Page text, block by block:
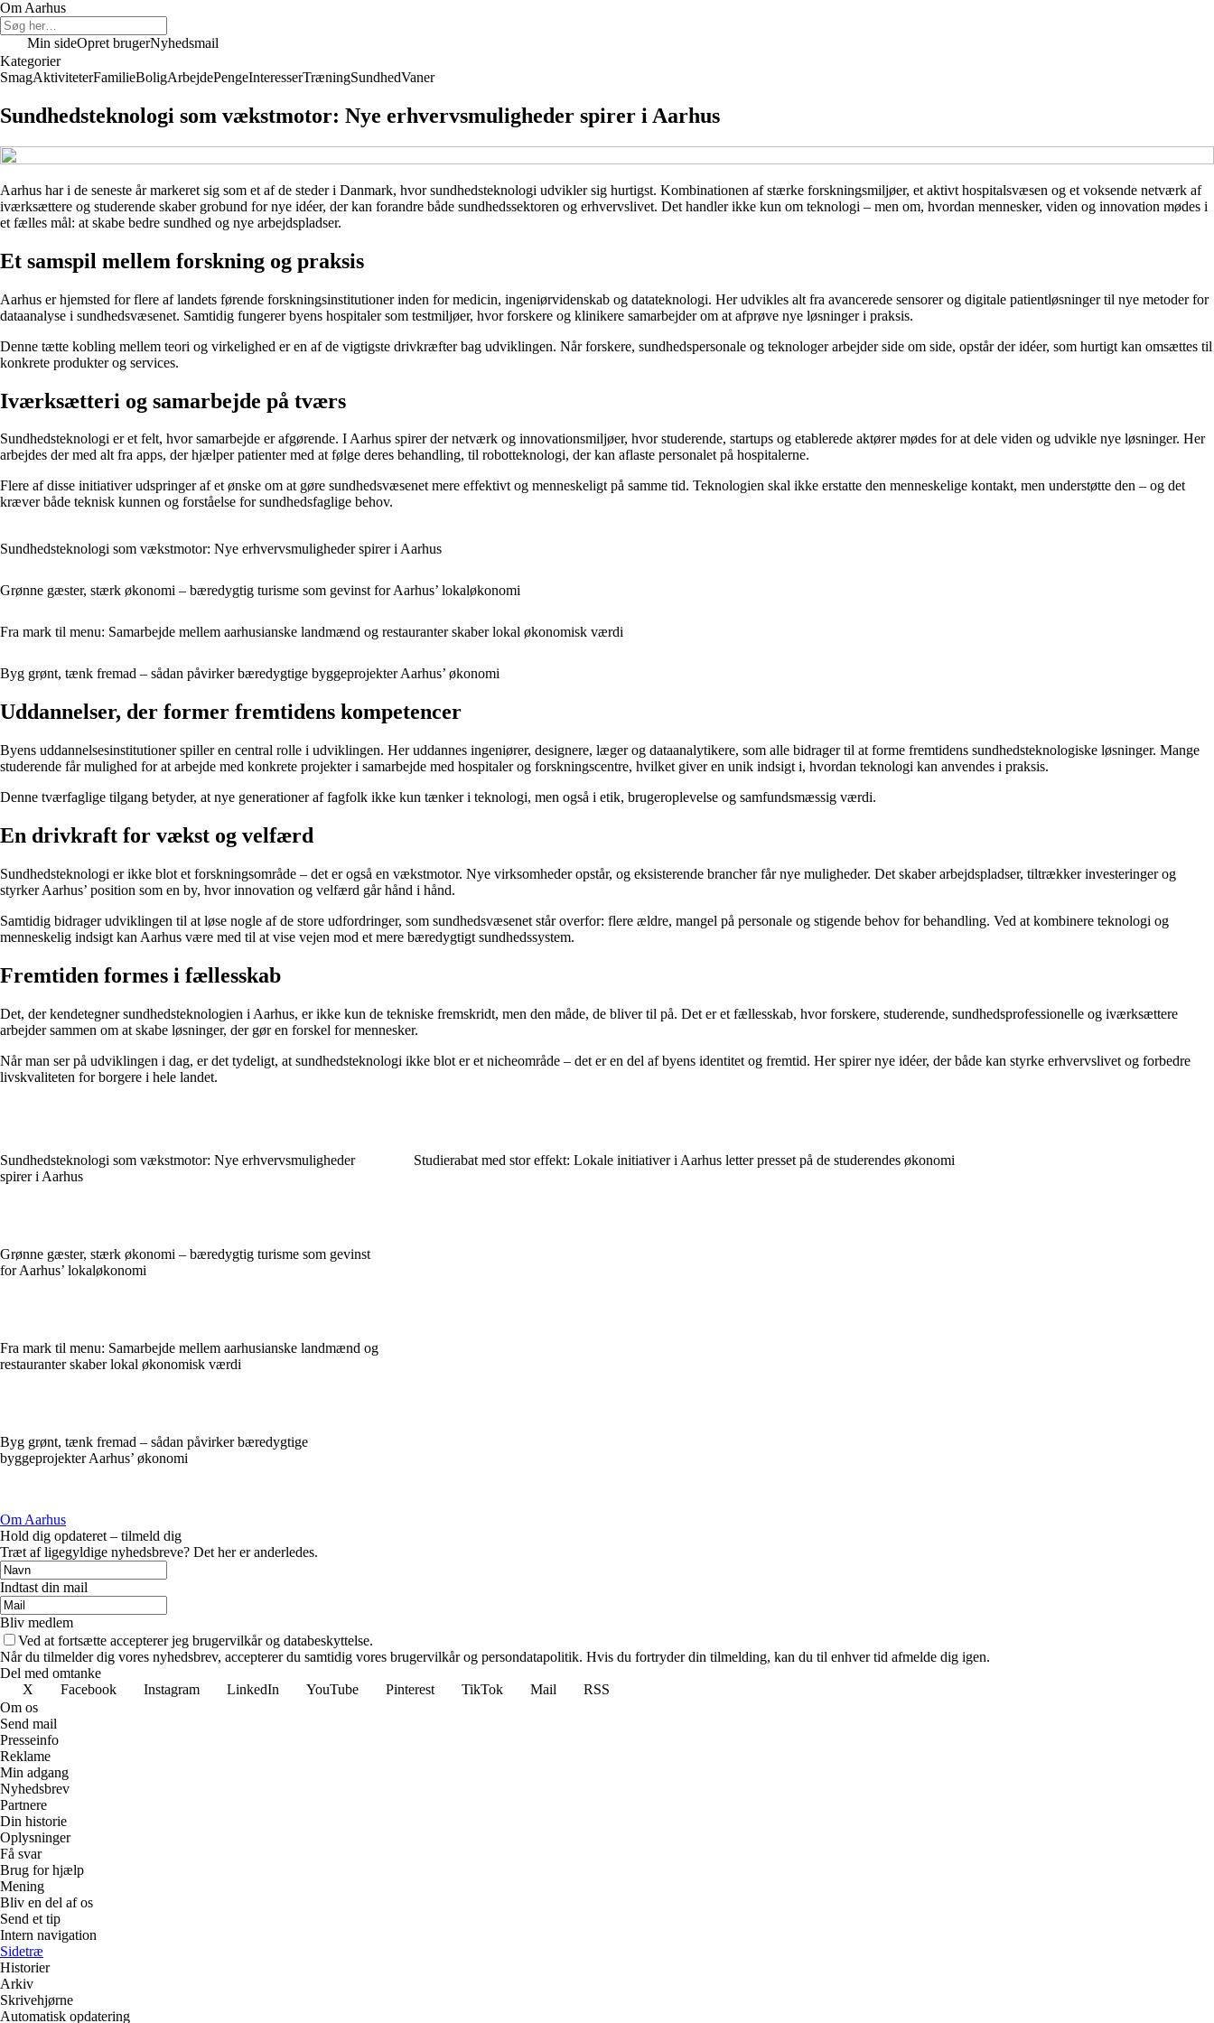
Om Aarhus
Min sideOpret brugerNyhedsmail
Kategorier
SmagAktiviteterFamilieBoligArbejdePengeInteresserTræningSundhedVaner
Sundhedsteknologi som vækstmotor: Nye erhvervsmuligheder spirer i Aarhus
Aarhus har i de seneste år markeret sig som et af de steder i Danmark, hvor sundhedsteknologi udvikler sig hurtigst. Kombinationen af stærke forskningsmiljøer, et aktivt hospitalsvæsen og et voksende netværk af
iværksættere og studerende skaber grobund for nye idéer, der kan forandre både sundhedssektoren og erhvervslivet. Det handler ikke kun om teknologi – men om, hvordan mennesker, viden og innovation mødes i
et fælles mål: at skabe bedre sundhed og nye arbejdspladser.
Et samspil mellem forskning og praksis
Aarhus er hjemsted for flere af landets førende forskningsinstitutioner inden for medicin, ingeniørvidenskab og datateknologi. Her udvikles alt fra avancerede sensorer og digitale patientløsninger til nye metoder for
dataanalyse i sundhedsvæsenet. Samtidig fungerer byens hospitaler som testmiljøer, hvor forskere og klinikere samarbejder om at afprøve nye løsninger i praksis.
Denne tætte kobling mellem teori og virkelighed er en af de vigtigste drivkræfter bag udviklingen. Når forskere, sundhedspersonale og teknologer arbejder side om side, opstår der idéer, som hurtigt kan omsættes til
konkrete produkter og services.
Iværksætteri og samarbejde på tværs
Sundhedsteknologi er et felt, hvor samarbejde er afgørende. I Aarhus spirer der netværk og innovationsmiljøer, hvor studerende, startups og etablerede aktører mødes for at dele viden og udvikle nye løsninger. Her
arbejdes der med alt fra apps, der hjælper patienter med at følge deres behandling, til robotteknologi, der kan aflaste personalet på hospitalerne.
Flere af disse initiativer udspringer af et ønske om at gøre sundhedsvæsenet mere effektivt og menneskeligt på samme tid. Teknologien skal ikke erstatte den menneskelige kontakt, men understøtte den – og det
kræver både teknisk kunnen og forståelse for sundhedsfaglige behov.
Sundhedsteknologi som vækstmotor: Nye erhvervsmuligheder spirer i Aarhus
Grønne gæster, stærk økonomi – bæredygtig turisme som gevinst for Aarhus’ lokaløkonomi
Fra mark til menu: Samarbejde mellem aarhusianske landmænd og restauranter skaber lokal økonomisk værdi
Byg grønt, tænk fremad – sådan påvirker bæredygtige byggeprojekter Aarhus’ økonomi
Uddannelser, der former fremtidens kompetencer
Byens uddannelsesinstitutioner spiller en central rolle i udviklingen. Her uddannes ingeniører, designere, læger og dataanalytikere, som alle bidrager til at forme fremtidens sundhedsteknologiske løsninger. Mange
studerende får mulighed for at arbejde med konkrete projekter i samarbejde med hospitaler og forskningscentre, hvilket giver en unik indsigt i, hvordan teknologi kan anvendes i praksis.
Denne tværfaglige tilgang betyder, at nye generationer af fagfolk ikke kun tænker i teknologi, men også i etik, brugeroplevelse og samfundsmæssig værdi.
En drivkraft for vækst og velfærd
Sundhedsteknologi er ikke blot et forskningsområde – det er også en vækstmotor. Nye virksomheder opstår, og eksisterende brancher får nye muligheder. Det skaber arbejdspladser, tiltrækker investeringer og
styrker Aarhus’ position som en by, hvor innovation og velfærd går hånd i hånd.
Samtidig bidrager udviklingen til at løse nogle af de store udfordringer, som sundhedsvæsenet står overfor: flere ældre, mangel på personale og stigende behov for behandling. Ved at kombinere teknologi og
menneskelig indsigt kan Aarhus være med til at vise vejen mod et mere bæredygtigt sundhedssystem.
Fremtiden formes i fællesskab
Det, der kendetegner sundhedsteknologien i Aarhus, er ikke kun de tekniske fremskridt, men den måde, de bliver til på. Det er et fællesskab, hvor forskere, studerende, sundhedsprofessionelle og iværksættere
arbejder sammen om at skabe løsninger, der gør en forskel for mennesker.
Når man ser på udviklingen i dag, er det tydeligt, at sundhedsteknologi ikke blot er et nicheområde – det er en del af byens identitet og fremtid. Her spirer nye idéer, der både kan styrke erhvervslivet og forbedre
livskvaliteten for borgere i hele landet.
Sundhedsteknologi som vækstmotor: Nye erhvervsmuligheder
spirer i Aarhus
Grønne gæster, stærk økonomi – bæredygtig turisme som gevinst
for Aarhus’ lokaløkonomi
Fra mark til menu: Samarbejde mellem aarhusianske landmænd og
restauranter skaber lokal økonomisk værdi
Byg grønt, tænk fremad – sådan påvirker bæredygtige
byggeprojekter Aarhus’ økonomi
Studierabat med stor effekt: Lokale initiativer i Aarhus letter presset på de studerendes økonomi
Om Aarhus
Hold dig opdateret – tilmeld dig
Træt af ligegyldige nyhedsbreve? Det her er anderledes.
Indtast din mail
Bliv medlem
Ved at fortsætte accepterer jeg brugervilkår og databeskyttelse.
Når du tilmelder dig vores nyhedsbrev, accepterer du samtidig vores brugervilkår og persondatapolitik. Hvis du fortryder din tilmelding, kan du til enhver tid afmelde dig igen.
Del med omtanke
X
Facebook Instagram LinkedIn YouTube Pinterest TikTok Mail
RSS
Om os
Send mail
Presseinfo
Reklame
Min adgang
Nyhedsbrev
Partnere
Din historie
Oplysninger
Få svar
Brug for hjælp
Mening
Bliv en del af os
Send et tip
Intern navigation
Sidetræ
Historier
Arkiv
Skrivehjørne
Automatisk opdatering